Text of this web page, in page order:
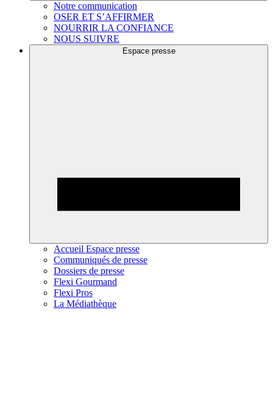
Notre communication
OSER ET S’AFFIRMER
NOURRIR LA CONFIANCE
NOUS SUIVRE
Espace presse
Accueil Espace presse
Communiqués de presse
Dossiers de presse
Flexi Gourmand
Flexi Pros
La Médiathèque